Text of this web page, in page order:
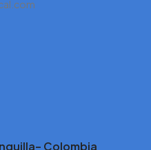
Colombia